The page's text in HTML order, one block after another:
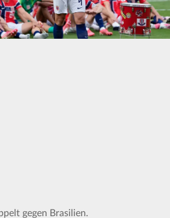
gegen Brasilien.